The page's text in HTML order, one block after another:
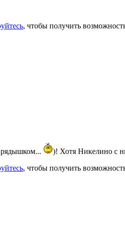
, чтобы получить
рядышком... )! Хотя Никелино с
, чтобы получить